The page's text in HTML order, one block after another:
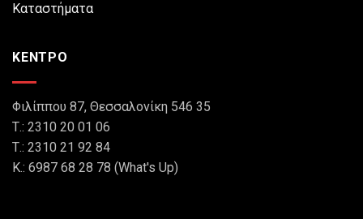
Καταστήματα
ΚΕΝΤΡΟ
Φιλίππου 87, Θεσσαλονίκη 546 35
Τ.: 2310 20 01 06
Τ.: 2310 21 92 84
Κ.: 6987 68 28 78 (What's Up)